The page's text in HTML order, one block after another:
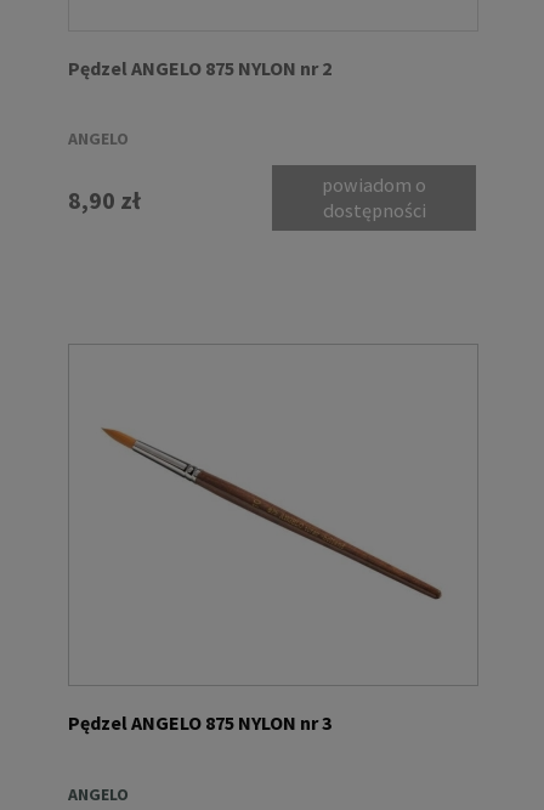
Pędzel ANGELO 875 NYLON nr 2
ANGELO
8,90 zł
powiadom o
dostępności
Pędzel ANGELO 875 NYLON nr 3
ANGELO